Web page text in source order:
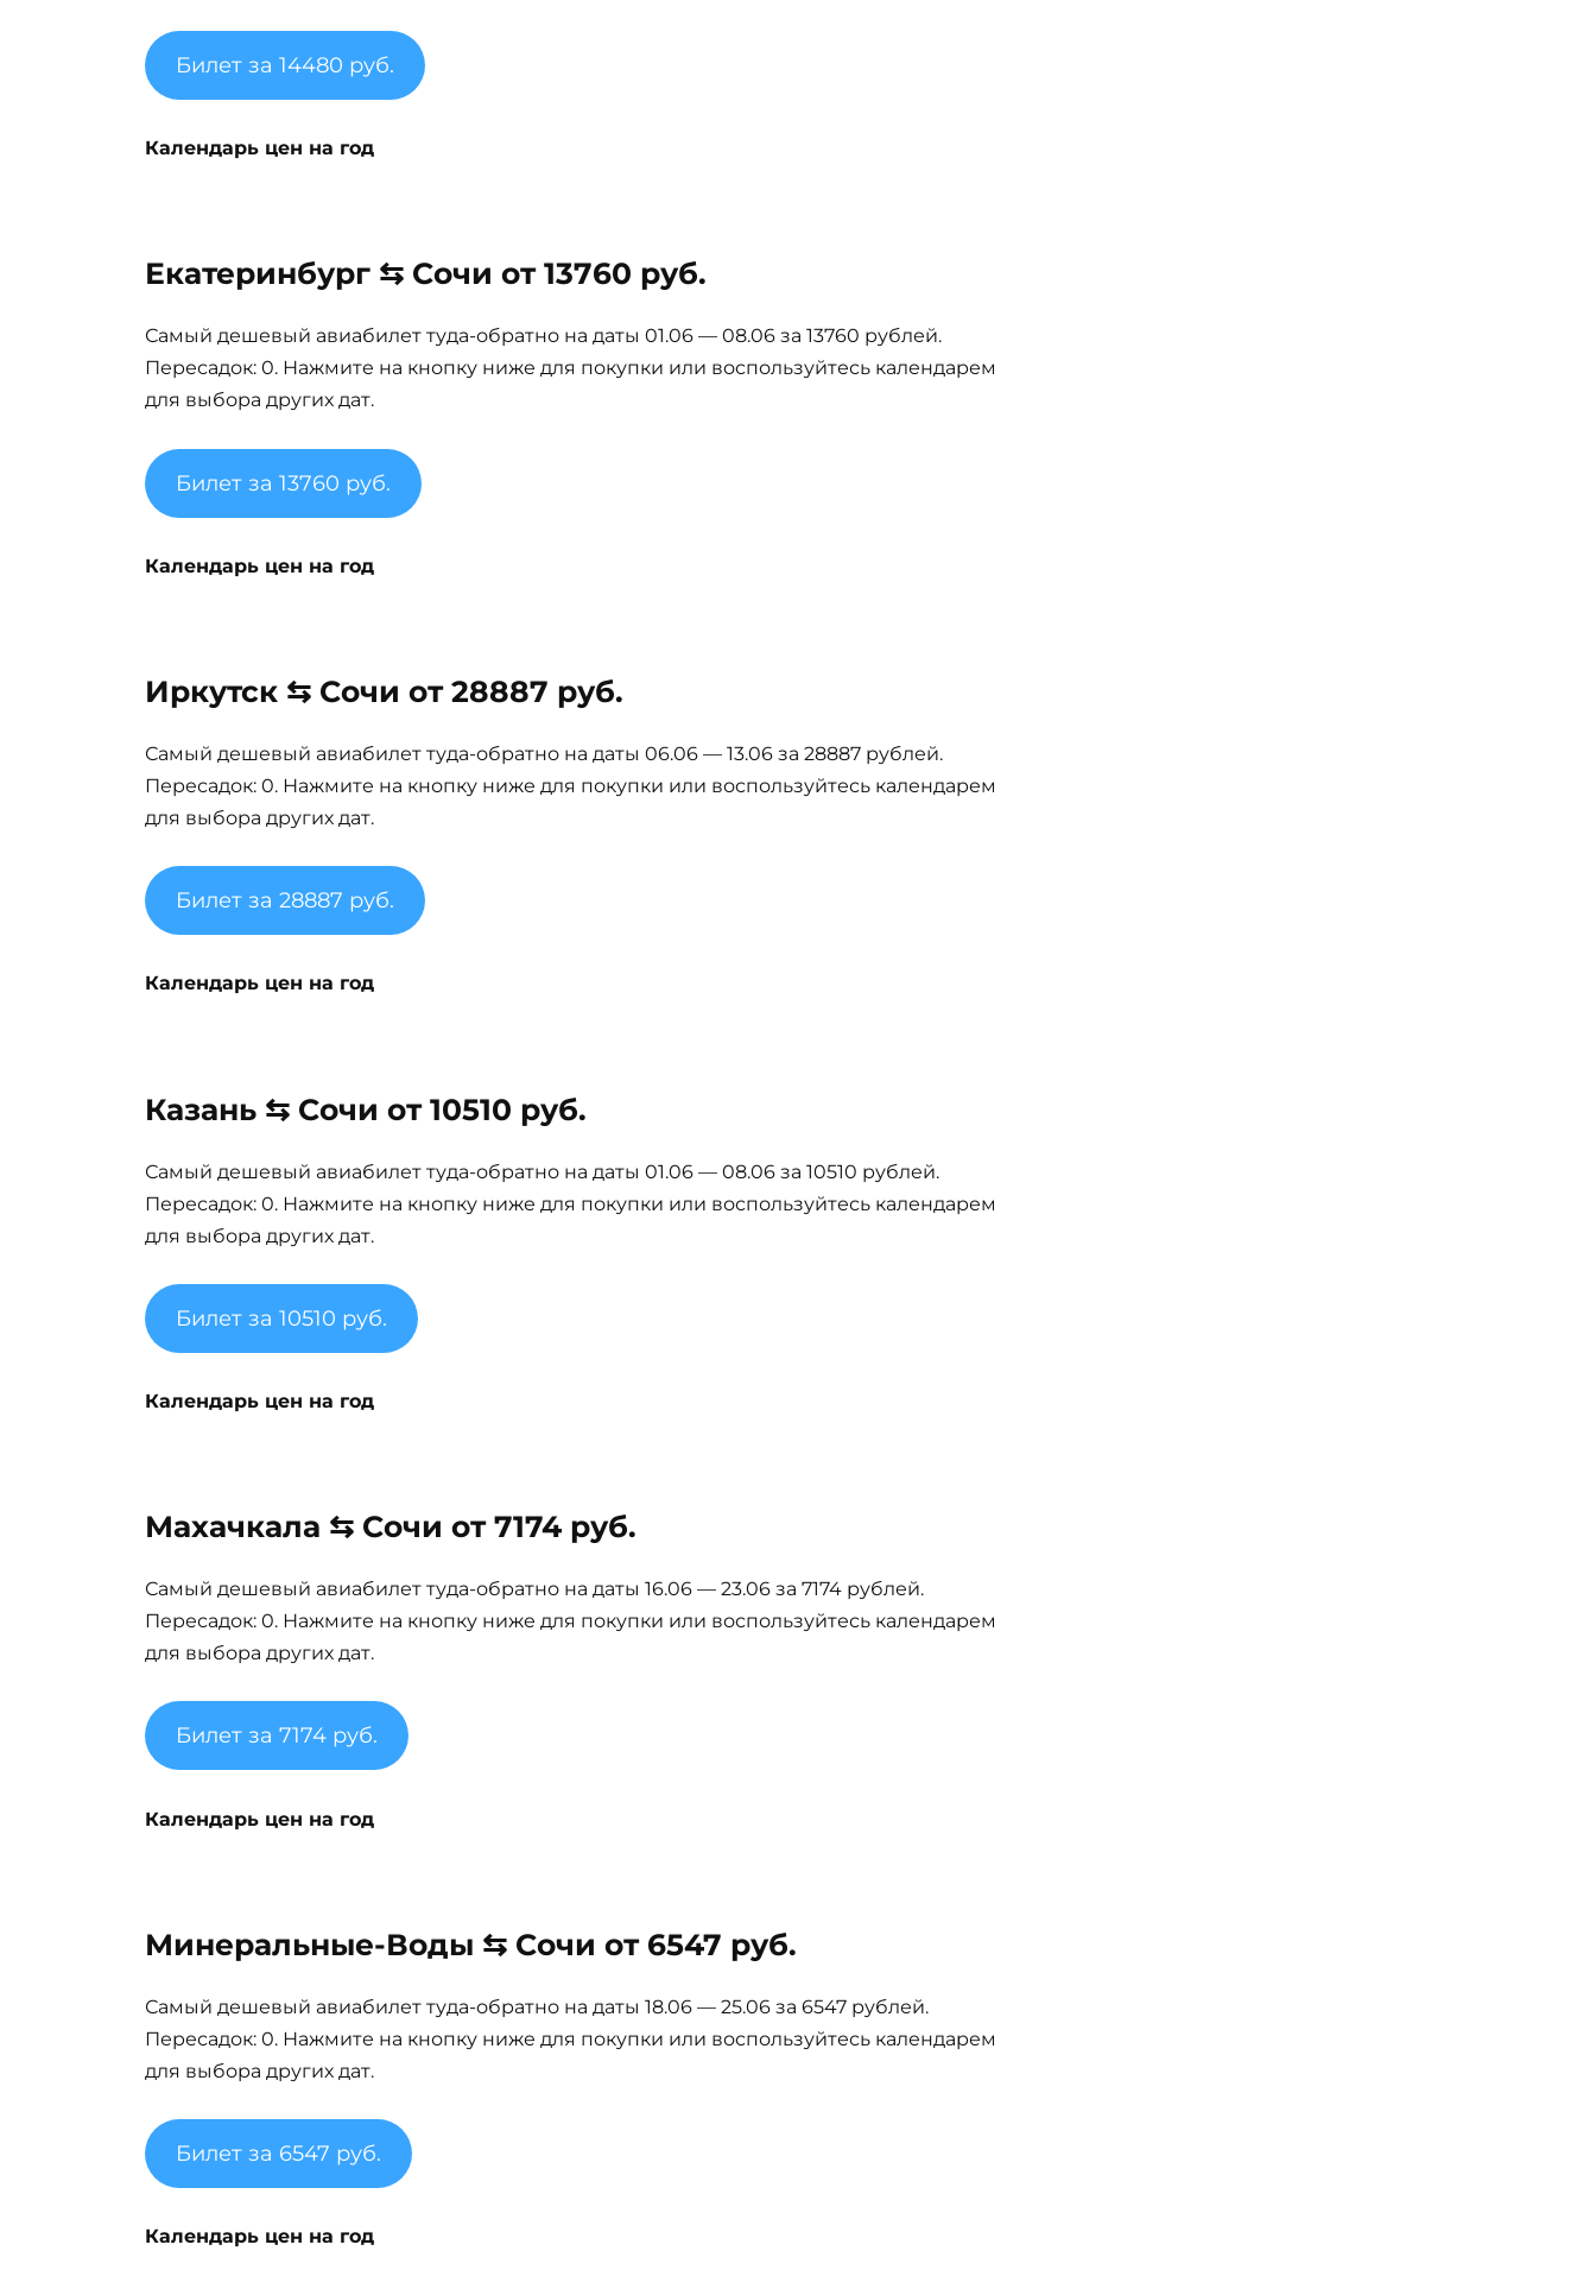
Билет за 14480 руб.
Календарь цен на год
Екатеринбург ⇆ Сочи от 13760 руб.
Самый дешевый авиабилет туда-обратно на даты 01.06 — 08.06 за 13760 рублей.
Пересадок: 0. Нажмите на кнопку ниже для покупки или воспользуйтесь календарем
для выбора других дат.
Билет за 13760 руб.
Календарь цен на год
Иркутск ⇆ Сочи от 28887 руб.
Самый дешевый авиабилет туда-обратно на даты 06.06 — 13.06 за 28887 рублей.
Пересадок: 0. Нажмите на кнопку ниже для покупки или воспользуйтесь календарем
для выбора других дат.
Билет за 28887 руб.
Календарь цен на год
Казань ⇆ Сочи от 10510 руб.
Самый дешевый авиабилет туда-обратно на даты 01.06 — 08.06 за 10510 рублей.
Пересадок: 0. Нажмите на кнопку ниже для покупки или воспользуйтесь календарем
для выбора других дат.
Билет за 10510 руб.
Календарь цен на год
Махачкала ⇆ Сочи от 7174 руб.
Самый дешевый авиабилет туда-обратно на даты 16.06 — 23.06 за 7174 рублей.
Пересадок: 0. Нажмите на кнопку ниже для покупки или воспользуйтесь календарем
для выбора других дат.
Билет за 7174 руб.
Календарь цен на год
Минеральные-Воды ⇆ Сочи от 6547 руб.
Самый дешевый авиабилет туда-обратно на даты 18.06 — 25.06 за 6547 рублей.
Пересадок: 0. Нажмите на кнопку ниже для покупки или воспользуйтесь календарем
для выбора других дат.
Билет за 6547 руб.
Календарь цен на год